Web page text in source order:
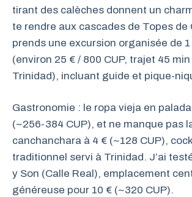
tirant des calèches donnent un
te rendre aux cascades de Topes de
prends une excursion organisée de
(environ 25 € / 800 CUP, trajet 45
Trinidad), incluant guide et pique-
Gastronomie : le ropa vieja en
(~256-384 CUP), et ne manque pas
canchanchara à 4 € (~128 CUP),
traditionnel servi à Trinidad. J’ai
y Son (Calle Real), emplacement
généreuse pour 10 € (~320 CUP).